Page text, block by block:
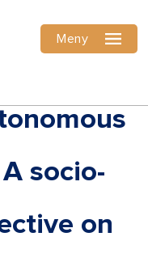
Meny
socio-
on